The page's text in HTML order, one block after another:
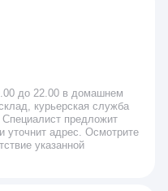
до 22.00 в домашнем
курьерская служба
предложит
уточнит адрес. Осмотрите
указанной